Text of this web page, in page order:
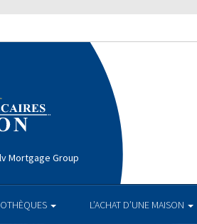
Mortgage Group
L’ACHAT D’UNE MAISON